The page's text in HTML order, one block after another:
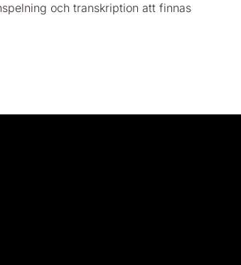
och transkription att finnas